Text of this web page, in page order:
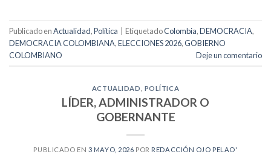
Publicado enActualidad,Política EtiquetadoColombia,DEMOCRACIA,
DEMOCRACIA COLOMBIANA,ELECCIONES 2026,GOBIERNO
COLOMBIANO
Deje un comentario
ACTUALIDAD POLÍTICA
LÍDER, ADMINISTRADOR O
GOBERNANTE
PUBLICADO EN 3 MAYO, 2026 POR REDACCIÓN OJO PELAO'